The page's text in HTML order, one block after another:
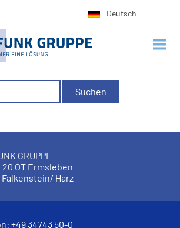
Deutsch
GRUPPE
OT Ermsleben
Falkenstein/ Harz
+49 34743 50-0